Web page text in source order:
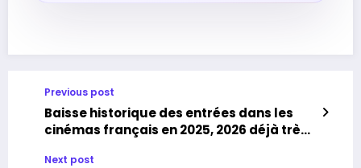
Previous post
Baisse historique des entrées dans les
cinémas français en 2025, 2026 déjà très
Next post